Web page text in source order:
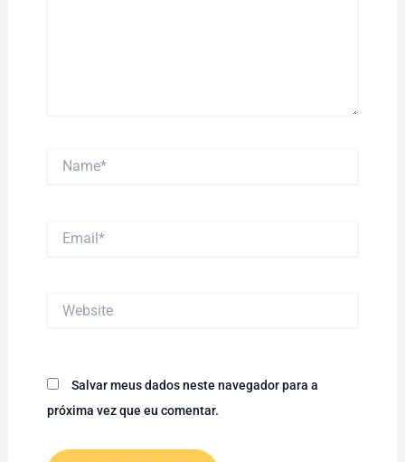
Salvar meus dados neste navegador para a
próxima vez que eu comentar.